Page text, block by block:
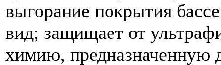
выгорание покрытия
вид; защищает от
химию, предназначенную